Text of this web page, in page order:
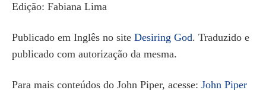
Edição: Fabiana Lima
Publicado em Inglês no site Desiring God. Traduzido e
publicado com autorização da mesma.
Para mais conteúdos do John Piper, acesse: John Piper